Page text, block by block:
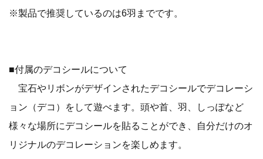
※製品で推奨しているのは6羽までです。
■付属のデコシールについて
宝石やリボンがデザインされたデコシールでデコレーシ
ョン（デコ）をして遊べます。頭や首、羽、しっぽなど
様々な場所にデコシールを貼ることができ、自分だけのオ
リジナルのデコレーションを楽しめます。